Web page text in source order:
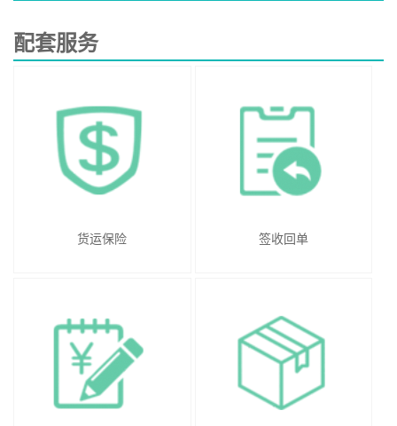
配套服务
货运保险 签收回单